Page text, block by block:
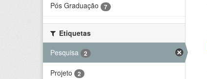
Pós Graduação
7
Etiquetas
Pesquisa
2
Projeto 2